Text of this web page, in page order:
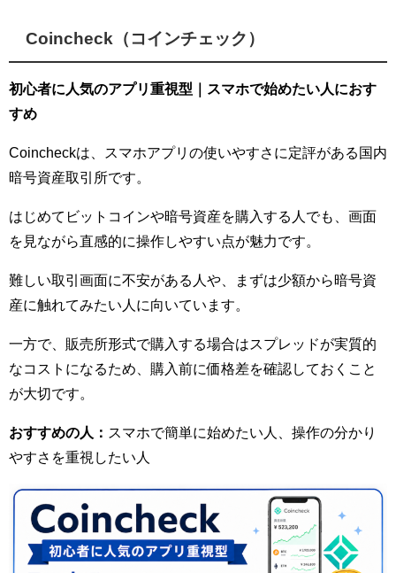
Coincheck（コインチェック）
初心者に人気のアプリ重視型｜スマホで始めたい人におす
すめ
Coincheckは、スマホアプリの使いやすさに定評がある国内
暗号資産取引所です。
はじめてビットコインや暗号資産を購入する人でも、画面
を見ながら直感的に操作しやすい点が魅力です。
難しい取引画面に不安がある人や、まずは少額から暗号資
産に触れてみたい人に向いています。
一方で、販売所形式で購入する場合はスプレッドが実質的
なコストになるため、購入前に価格差を確認しておくこと
が大切です。
おすすめの人： スマホで簡単に始めたい人、操作の分かり
やすさを重視したい人